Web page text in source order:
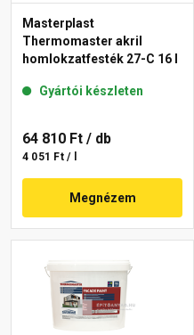
Masterplast
Thermomaster akril
homlokzatfesték 27-C 16 l
Gyártói készleten
64 810 Ft / db
4 051 Ft / l
Megnézem